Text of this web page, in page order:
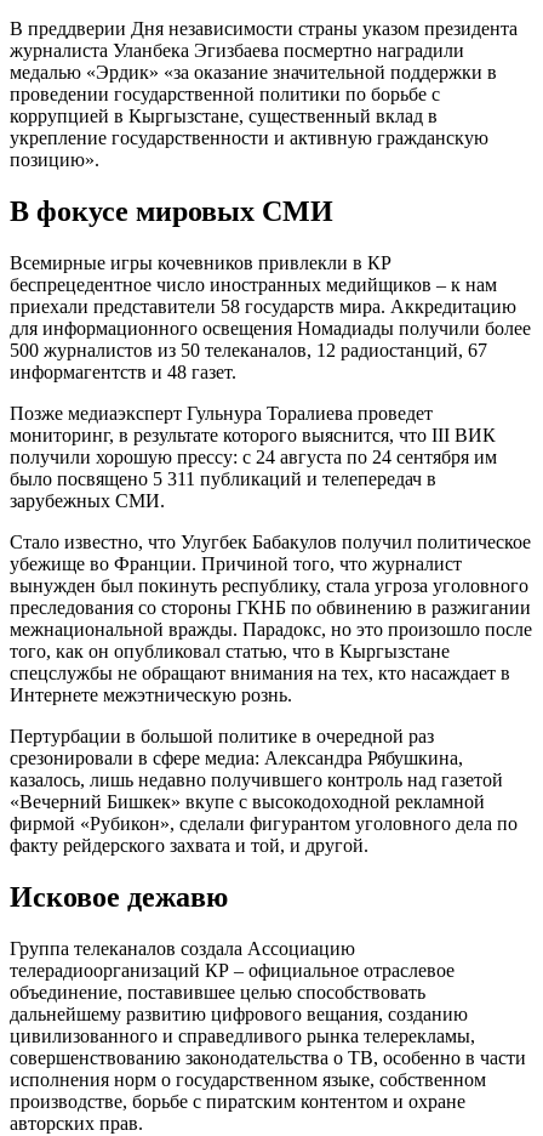
В преддверии Дня независимости страны указом президента
журналиста Уланбека Эгизбаева посмертно наградили
медалью «Эрдик» «за оказание значительной поддержки в
проведении государственной политики по борьбе с
коррупцией в Кыргызстане, существенный вклад в
укрепление государственности и активную гражданскую
позицию».
В фокусе мировых СМИ
Всемирные игры кочевников привлекли в КР
беспрецедентное число иностранных медийщиков – к нам
приехали представители 58 государств мира. Аккредитацию
для информационного освещения Номадиады получили более
500 журналистов из 50 телеканалов, 12 радиостанций, 67
информагентств и 48 газет.
Позже медиаэксперт Гульнура Торалиева проведет
мониторинг, в результате которого выяснится, что III ВИК
получили хорошую прессу: с 24 августа по 24 сентября им
было посвящено 5 311 публикаций и телепередач в
зарубежных СМИ.
Стало известно, что Улугбек Бабакулов получил политическое
убежище во Франции. Причиной того, что журналист
вынужден был покинуть республику, стала угроза уголовного
преследования со стороны ГКНБ по обвинению в разжигании
межнациональной вражды. Парадокс, но это произошло после
того, как он опубликовал статью, что в Кыргызстане
спецслужбы не обращают внимания на тех, кто насаждает в
Интернете межэтническую рознь.
Пертурбации в большой политике в очередной раз
срезонировали в сфере медиа: Александра Рябушкина,
казалось, лишь недавно получившего контроль над газетой
«Вечерний Бишкек» вкупе с высокодоходной рекламной
фирмой «Рубикон», сделали фигурантом уголовного дела по
факту рейдерского захвата и той, и другой.
Исковое дежавю
Группа телеканалов создала Ассоциацию
телерадиоорганизаций КР – официальное отраслевое
объединение, поставившее целью способствовать
дальнейшему развитию цифрового вещания, созданию
цивилизованного и справедливого рынка телерекламы,
совершенствованию законодательства о ТВ, особенно в части
исполнения норм о государственном языке, собственном
производстве, борьбе с пиратским контентом и охране
авторских прав.